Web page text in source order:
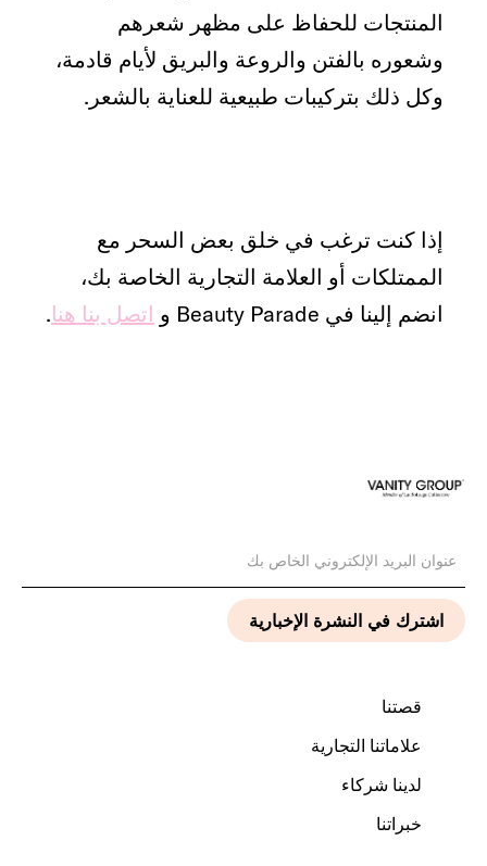
المنتجات للحفاظ على مظهر شعرهم
وشعوره بالفتن والروعة والبريق لأيام قادمة،
وكل ذلك بتركيبات طبيعية للعناية بالشعر.
إذا كنت ترغب في خلق بعض السحر مع
الممتلكات أو العلامة التجارية الخاصة بك،
انضم إلينا في Beauty Parade و
اتصل بنا هنا.
قصتنا
علاماتنا التجارية
لدينا شركاء
خبراتنا